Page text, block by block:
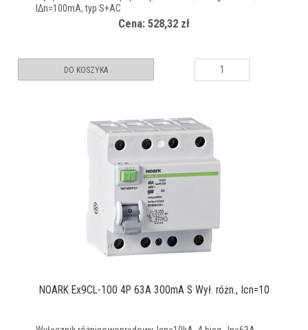
IΔn=100mA, typ S+AC
Cena: 528,32 zł
DO KOSZYKA
NOARK Ex9CL-100 4P 63A 300mA S Wył. różn., Icn=10